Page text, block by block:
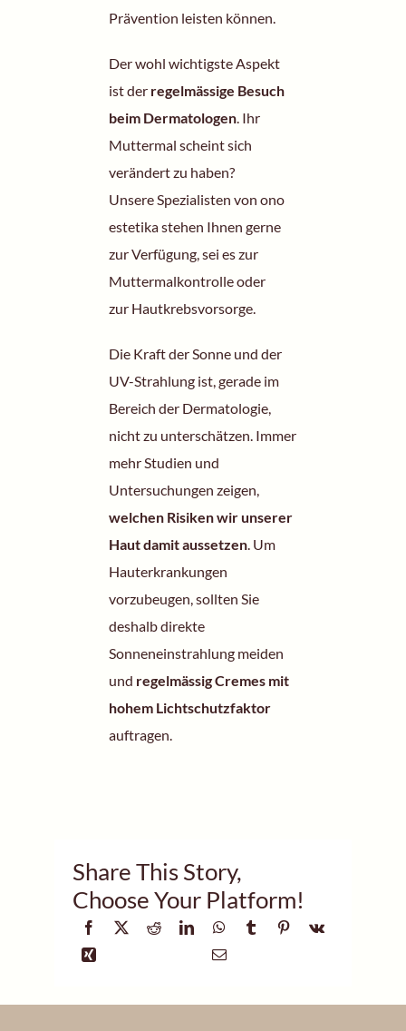
Prävention leisten können.
Der wohl wichtigste Aspekt
ist der regelmässige Besuch
beim Dermatologen. Ihr
Muttermal scheint sich
verändert zu haben?
UnsereSpezialisten von ono
estetika stehen Ihnen gerne
zur Verfügung, sei es zur
Muttermalkontrolle oder
zur Hautkrebsvorsorge.
Die Kraft der Sonne und der
UV-Strahlungist, gerade im
Bereich der Dermatologie,
nicht zu unterschätzen. Immer
mehr Studien und
Untersuchungen zeigen,
welchen Risiken wir unserer
Haut damit aussetzen. Um
Hauterkrankungen
vorzubeugen, sollten Sie
deshalb direkte
Sonneneinstrahlung meiden
und regelmässig Cremes mit
hohem Lichtschutzfaktor
auftragen.
Share This Story,
Choose Your Platform!